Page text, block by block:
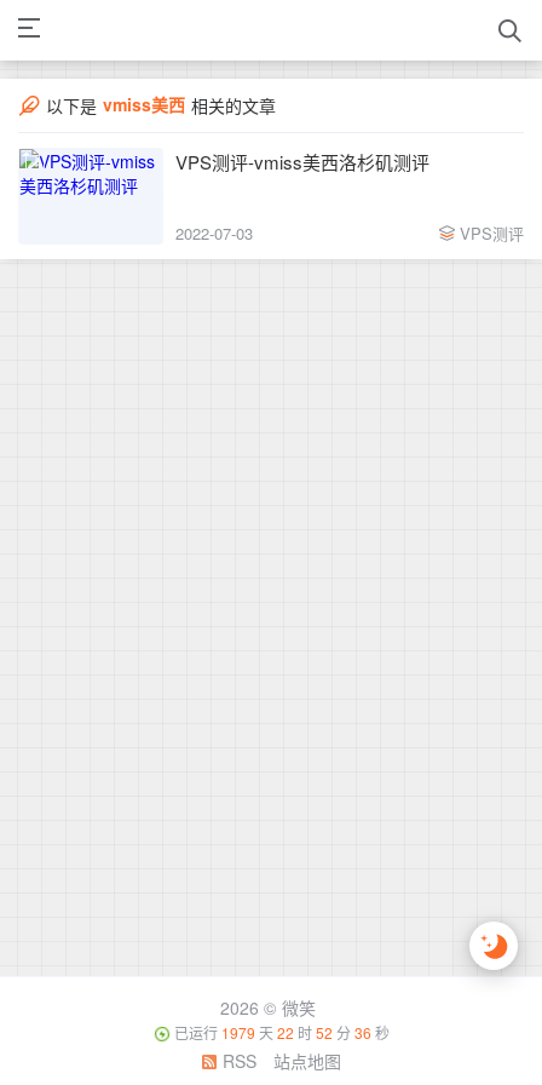
以下是 vmiss美西 相关的文章
VPS测评-vmiss美西洛杉矶测评
2022-07-03 VPS测评
2026 © 微笑
已运行 1979 天22 时52 分 36 秒
RSS 站点地图